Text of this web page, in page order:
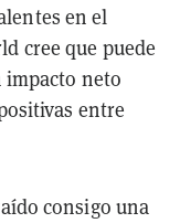
en el
cree que puede
neto
entre
consigo una